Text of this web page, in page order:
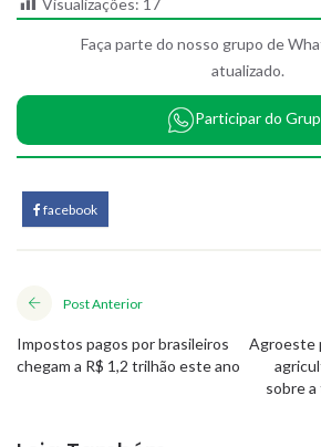
Visualizações: 17
Faça parte do nosso grupo de
atualizado.
Participar do
facebook
Post Anterior
Impostos pagos por brasileiros
chegam a R$ 1,2 trilhão este ano
Agroeste
sobre